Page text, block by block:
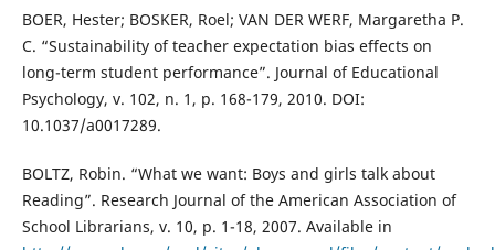
BOER, Hester; BOSKER, Roel; VAN DER WERF, Margaretha P.
C. “Sustainability of teacher expectation bias eﬀects on
long-term student performance”. Journal of Educational
Psychology, v. 102, n. 1, p. 168-179, 2010. DOI:
10.1037/a0017289.
BOLTZ, Robin. “What we want: Boys and girls talk about
Reading”. Research Journal of the American Association of
School Librarians, v. 10, p. 1-18, 2007. Available in